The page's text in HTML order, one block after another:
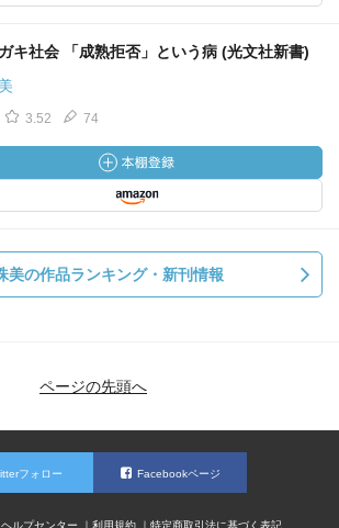
キ社会 「成熟拒否」という病 (光文社新書)
3.52 74
美の作品ランキング・新刊情報
ページの先頭へ
フォロー Facebookページ
ヘルプセンター 利用規約 特定商取引法に基づく表記